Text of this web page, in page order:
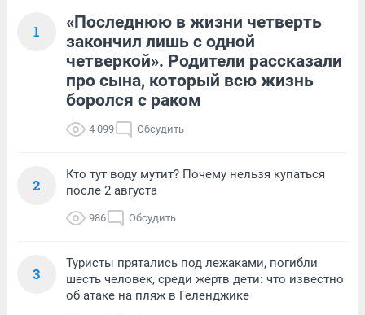
1
«Последнюю в жизни четверть
закончил лишь с одной
четверкой». Родители рассказали
про сына, который всю жизнь
боролся с раком
4 099 Обсудить
2
Кто тут воду мутит? Почему нельзя купаться
после 2 августа
986 Обсудить
3
Туристы прятались под лежаками, погибли
шесть человек, среди жертв дети: что известно
об атаке на пляж в Геленджике